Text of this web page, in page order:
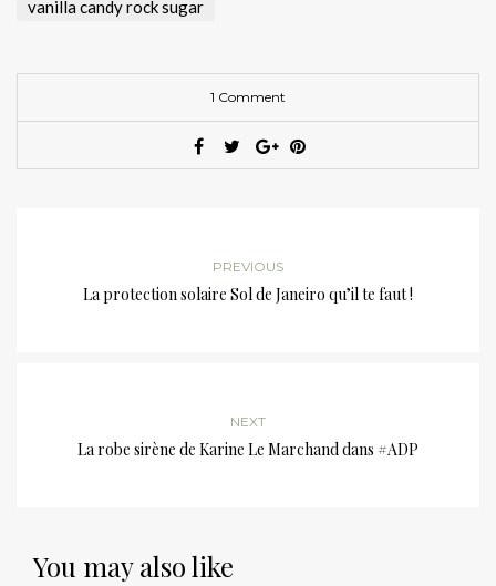
vanilla candy rock sugar
1 Comment
PREVIOUS
La protection solaire Sol de Janeiro qu’il te faut !
NEXT
La robe sirène de Karine Le Marchand dans #ADP
You may also like